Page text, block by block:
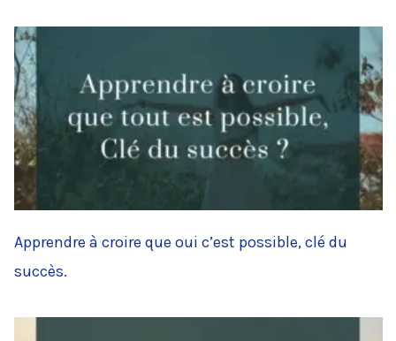
Apprendre à croire que oui c’est possible, clé du
succès.